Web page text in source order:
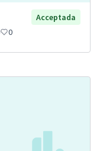
Acceptada
0